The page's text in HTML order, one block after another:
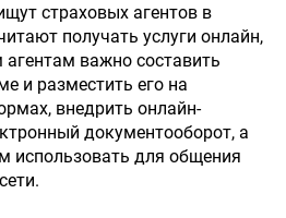
страховых агентов в
получать услуги онлайн,
важно составить
и разместить его на
внедрить онлайн-
документооборот, а
использовать для общения